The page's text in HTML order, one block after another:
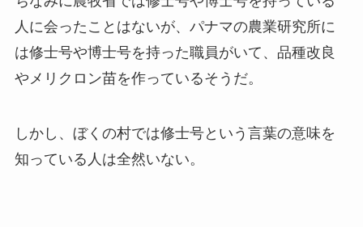
人に会ったことはないが、パナマの農業研究所に
は修士号や博士号を持った職員がいて、品種改良
やメリクロン苗を作っているそうだ。
しかし、ぼくの村では修士号という言葉の意味を
知っている人は全然いない。